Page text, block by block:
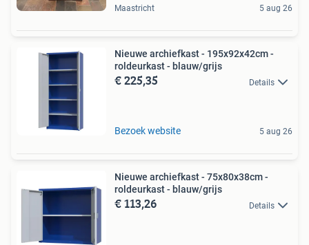
Maastricht 5 aug 26
Nieuwe archiefkast - 195x92x42cm -
roldeurkast - blauw/grijs
€ 225,35 Details
Bezoek website 5 aug 26
Nieuwe archiefkast - 75x80x38cm -
roldeurkast - blauw/grijs
€ 113,26 Details